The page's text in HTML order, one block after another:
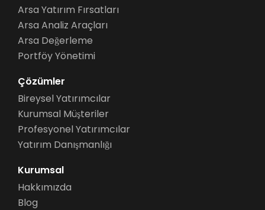
Arsa Yatırım Fırsatları
Arsa Analiz Araçları
Arsa Değerleme
Portföy Yönetimi
Çözümler
Bireysel Yatırımcılar
Kurumsal Müşteriler
Profesyonel Yatırımcılar
Yatırım Danışmanlığı
Kurumsal
Hakkımızda
Blog